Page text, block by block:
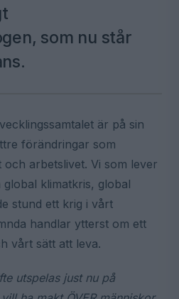
som nu står
är på sin
förändringar som
och arbetslivet. Vi som lever
klimatkris, global
stund ett krig i vårt
handlar ytterst om ett
vårt sätt att leva.
utspelas just nu på